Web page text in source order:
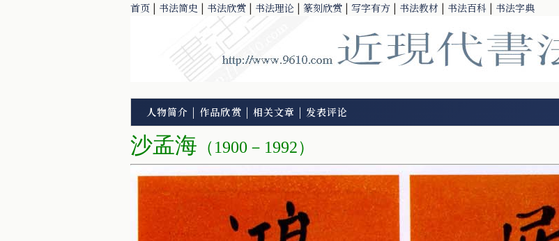
首页 | 书法简史 | 书法欣赏 | 书法理论 | 篆刻欣赏 | 写字有方 | 书法教材 | 书法百科 | 书法字典
人物简介 | 作品欣赏 | 相关文章 | 发表评论
沙孟海 （1900－1992）